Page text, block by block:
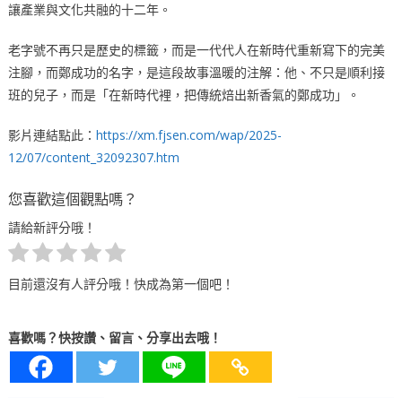
讓產業與文化共融的十二年。
老字號不再只是歷史的標籤，而是一代代人在新時代重新寫下的完美
注腳，而鄭成功的名字，是這段故事溫暖的注解：他、不只是順利接
班的兒子，而是「在新時代裡，把傳統焙出新香氣的鄭成功」。
影片連結點此： https://xm.fjsen.com/wap/2025-
12/07/content_32092307.htm
您喜歡這個觀點嗎？
請給新評分哦！
目前還沒有人評分哦！快成為第一個吧！
喜歡嗎？快按讚、留言、分享出去哦！